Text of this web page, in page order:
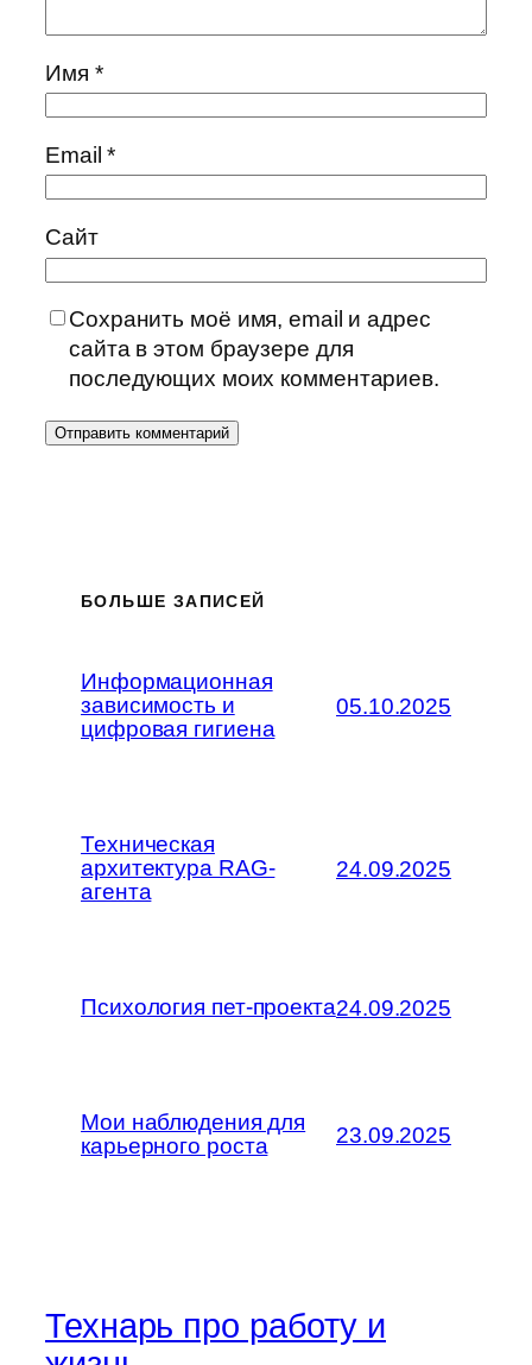
Имя *
Email*
Сайт
Сохранить моё имя, email и адрес
сайта в этом браузере для
последующих моих комментариев.
БОЛЬШЕ ЗАПИСЕЙ
Информационная
зависимость и
цифровая гигиена
05.10.2025
Техническая
архитектура RAG-
агента
24.09.2025
Психология пет-проекта24.09.2025
Мои наблюдения для
карьерного роста
23.09.2025
Технарь про работу и